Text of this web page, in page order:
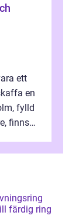
ett
en
fylld
finns
idé till färdig ring